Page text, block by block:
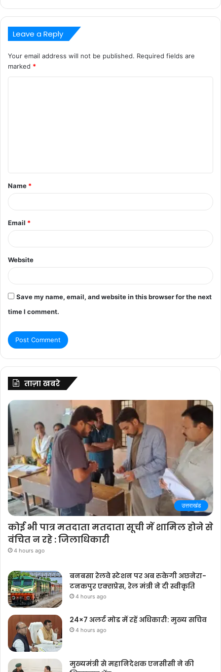
Leave a Reply
Your email address will not be published. Required fields are
marked *
t
*
Name *
Email *
Website
Save my name, email, and website in this browser for the next
time I comment.
ताज़ा खबरे
उत्तराखंड
कोई भी पात्र मतदाता मतदाता सूची में शामिल होने से
वंचित न रहे : जिलाधिकारी
4 hours ago
बनबसा रेलवे स्टेशन पर अब रुकेगी अछनेरा-
टनकपुर एक्सप्रेस, रेल मंत्री ने दी स्वीकृति
4 hours ago
24×7 अलर्ट मोड में रहें अधिकारी: मुख्य सचिव
4 hours ago
मुख्यमंत्री से महानिदेशक एनसीसी ने की